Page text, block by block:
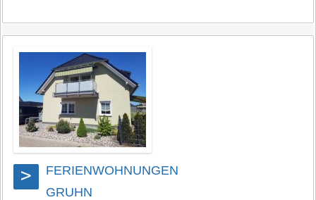
>
FERIENWOHNUNGEN
GRUHN